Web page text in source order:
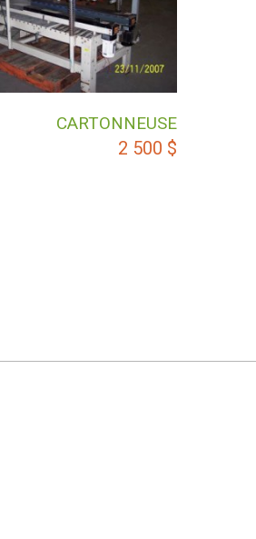
CARTONNEUSE
2 500 $